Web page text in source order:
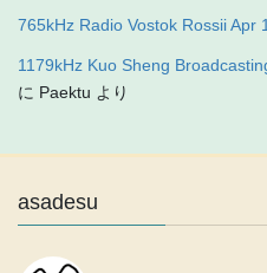
765kHz Radio Vostok Rossii Apr
1179kHz Kuo Sheng
に Paektu より
asadesu